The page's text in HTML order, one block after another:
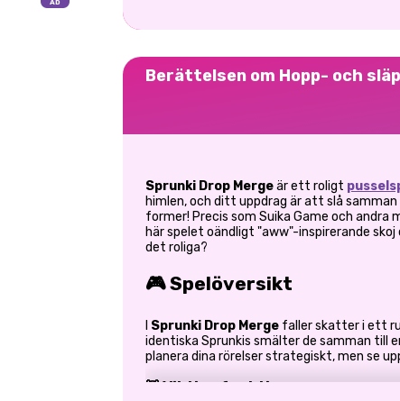
Berättelsen om Hopp- och
Sprunki Drop Mergeär ett roligt
himlen, och ditt uppdrag är att slå
former! Precis som Suika Game och andra
här spelet oändligt "aww"-inspirerande
det roliga?
🎮 Spelöversikt
Sprunki Drop Merge faller skatter i ett
identiska Sprunkis smälter de samman till
planera dina rörelser strategiskt, men se
🧸 Viktiga funktioner